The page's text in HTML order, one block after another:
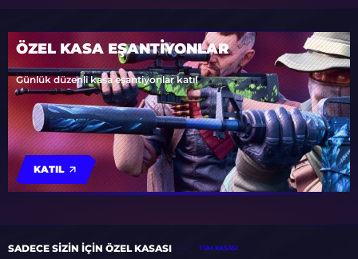
ÖZEL KASA EŞANTİYONLAR
Günlük düzenli kasa eşantiyonlar katıl
KATIL
SADECE SIZIN IÇIN ÖZEL KASASI TÜM KASASI